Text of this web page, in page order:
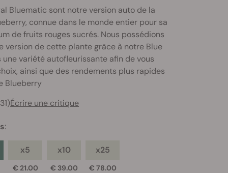
Bluematic sont notre version auto de la
connue dans le monde entier pour sa
de fruits rouges sucrés. Nous possédions
version de cette plante grâce à notre Blue
une variété autofleurissante afin de vous
ainsi que des rendements plus rapides
Blueberry
Écrire une critique
:
x5
€ 21.00
x10
€ 39.00
x25
€ 78.00